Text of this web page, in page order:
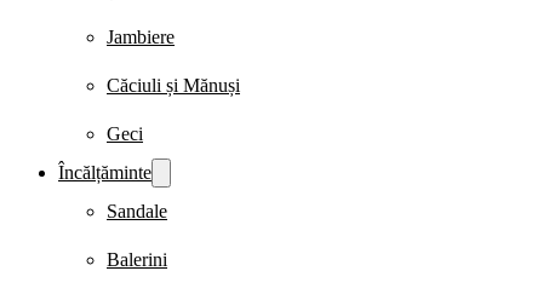
Jambiere
Căciuli și Mănuși
Geci
Încălțăminte
Sandale
Balerini